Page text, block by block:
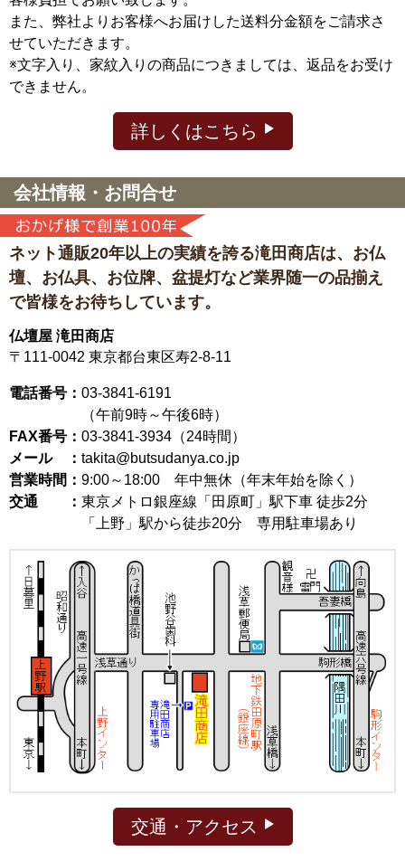
また、弊社よりお客様へお届けした送料分金額をご請求さ
せていただきます。
※文字入り、家紋入りの商品につきましては、返品をお受け
できません。
詳しくはこちら
会社情報・お問合せ
ネット通販20年以上の実績を誇る滝田商店は、 お仏
壇、お仏具、お位牌、盆提灯など業界随一の品揃え
で皆様をお待ちしています。
仏壇屋 滝田商店
〒111-0042 東京都台東区寿2-8-11
電話番号： 03-3841-6191
（午前9時～午後6時）
FAX番号： 03-3841-3934（24時間）
メール ： takita@butsudanya.co.jp
営業時間： 9:00～18:00 年中無休（年末年始を除く）
交通 ： 東京メトロ銀座線「田原町」駅下車 徒歩2分
「上野」駅から徒歩20分 専用駐車場あり
交通・アクセス